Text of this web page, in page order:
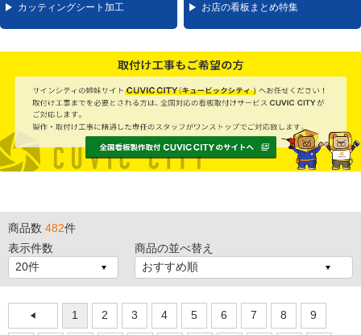
カッティングシート加工 お店の看板まとめ特集
商品数 482件
表示件数
商品の並べ替え
1 2 3 4 5 6 7 8 9